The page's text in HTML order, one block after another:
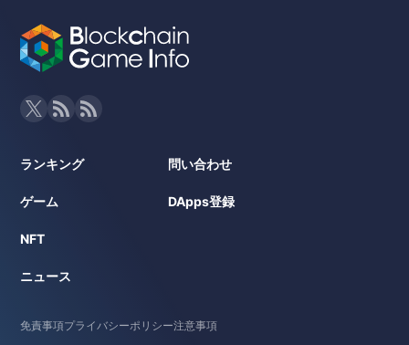
ランキング
ゲーム
NFT
ニュース
問い合わせ
DApps登録
免責事項プライバシーポリシー注意事項